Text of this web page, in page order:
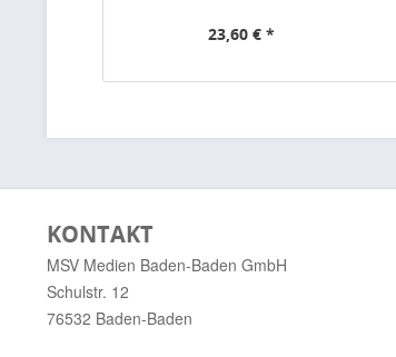
23,60 € *
KONTAKT
MSV Medien Baden-Baden GmbH
Schulstr. 12
76532 Baden-Baden